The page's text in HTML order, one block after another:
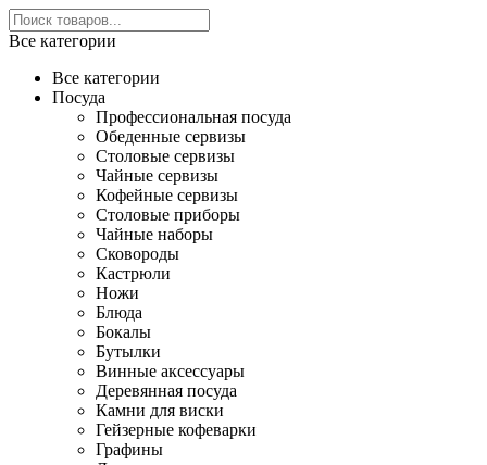
Все категории
Все категории
Посуда
Профессиональная посуда
Обеденные сервизы
Столовые сервизы
Чайные сервизы
Кофейные сервизы
Столовые приборы
Чайные наборы
Сковороды
Кастрюли
Ножи
Блюда
Бокалы
Бутылки
Винные аксессуары
Деревянная посуда
Камни для виски
Гейзерные кофеварки
Графины